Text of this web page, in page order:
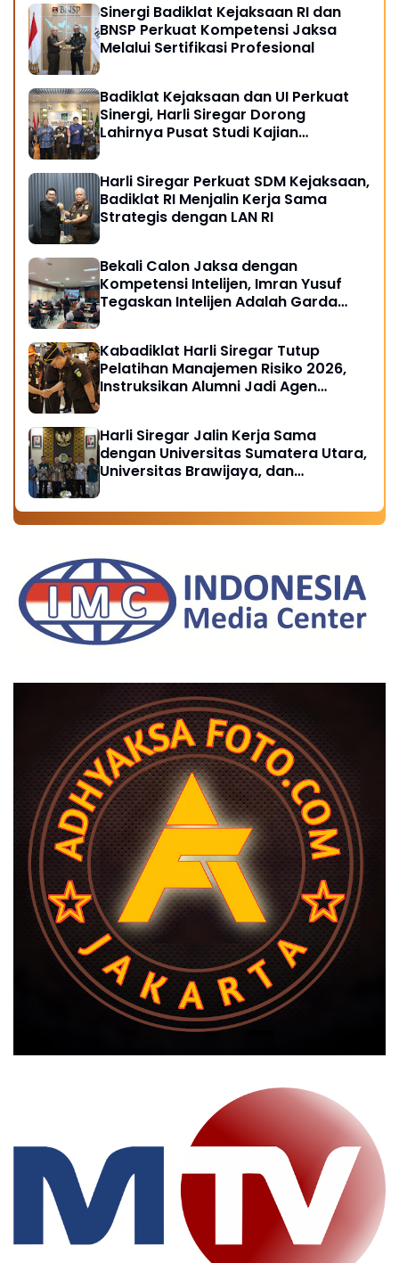
Sinergi Badiklat Kejaksaan RI dan
BNSP Perkuat Kompetensi Jaksa
Melalui Sertifikasi Profesional
Badiklat Kejaksaan dan UI Perkuat
Sinergi, Harli Siregar Dorong
Lahirnya Pusat Studi Kajian
Harli Siregar Perkuat SDM Kejaksaan,
Badiklat RI Menjalin Kerja Sama
Strategis dengan LAN RI
Bekali Calon Jaksa dengan
Kompetensi Intelijen, Imran Yusuf
Tegaskan Intelijen Adalah Garda
Kabadiklat Harli Siregar Tutup
Pelatihan Manajemen Risiko 2026,
Instruksikan Alumni Jadi Agen
Harli Siregar Jalin Kerja Sama
dengan Universitas Sumatera Utara,
Universitas Brawijaya, dan
Peluang Pegawai Kejaksaan RI
Tempuh Pendidikan Doktor (S3)